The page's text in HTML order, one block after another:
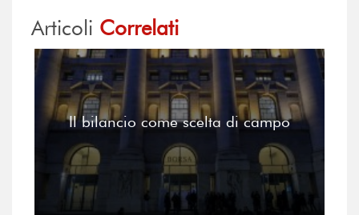
Articoli Correlati
Il bilancio come scelta di campo